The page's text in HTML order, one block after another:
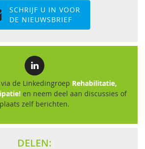
SCHRIJF U IN VOOR
DE NIEUWSBRIEF
via de Linkedingroep Rehabilitatie,
en neem deel aan discussies of
plaats zelf berichten.
DELEN: